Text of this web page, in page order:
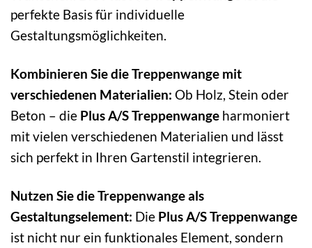
perfekte Basis für individuelle
Gestaltungsmöglichkeiten.
Kombinieren Sie die Treppenwange mit
verschiedenen Materialien: Ob Holz, Stein oder
Beton – die Plus A/S Treppenwange harmoniert
mit vielen verschiedenen Materialien und lässt
sich perfekt in Ihren Gartenstil integrieren.
Nutzen Sie die Treppenwange als
Gestaltungselement: Die Plus A/S Treppenwange
ist nicht nur ein funktionales Element, sondern